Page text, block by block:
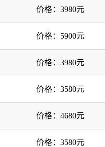
价格：3980元
价格：5900元
价格：3980元
价格：3580元
价格：4680元
价格：3580元